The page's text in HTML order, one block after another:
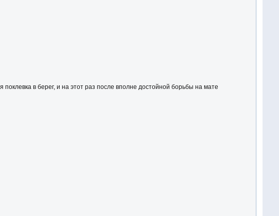
в берег, и на этот раз после вполне достойной борьбы на мате